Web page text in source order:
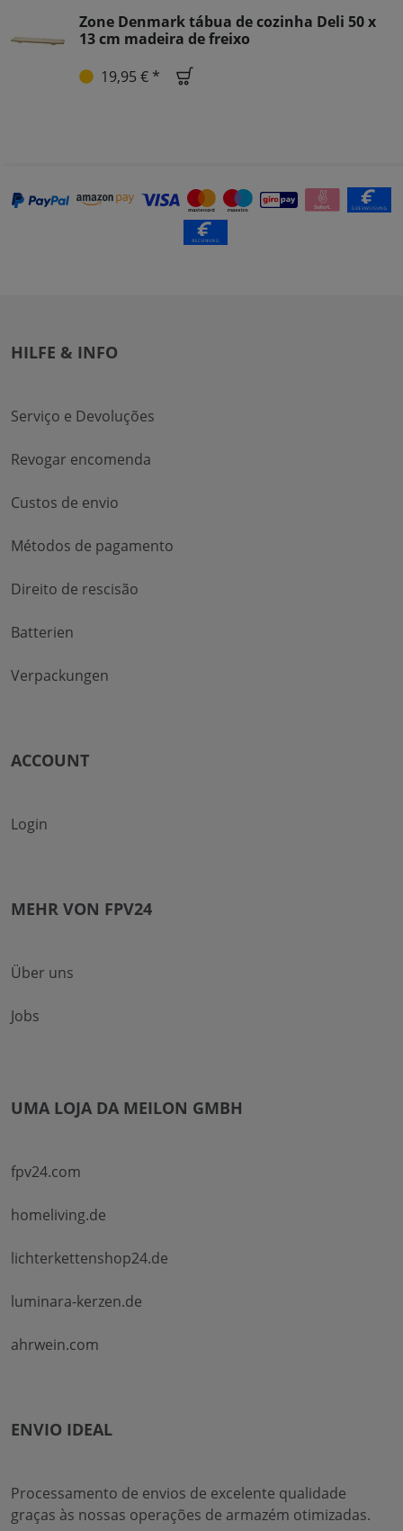
Zone Denmark tábua de cozinha Deli 50 x
13 cm madeira de freixo
19,95 € *
HILFE & INFO
Serviço e Devoluções
Revogar encomenda
Custos de envio
Métodos de pagamento
Direito de rescisão
Batterien
Verpackungen
ACCOUNT
Login
MEHR VON FPV24
Über uns
Jobs
UMA LOJA DA MEILON GMBH
fpv24.com
homeliving.de
lichterkettenshop24.de
luminara-kerzen.de
ahrwein.com
ENVIO IDEAL
Processamento de envios de excelente qualidade
graças às nossas operações de armazém otimizadas.